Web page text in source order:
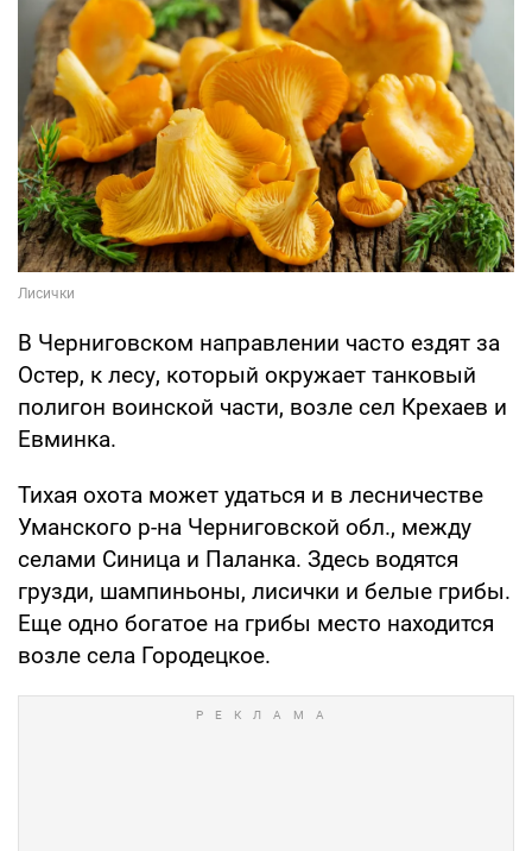
В Черниговском направлении часто ездят за
Остер, к лесу, который окружает танковый
полигон воинской части, возле сел Крехаев и
Евминка.
Тихая охота может удаться и в лесничестве
Уманского р-на Черниговской обл., между
селами Синица и Паланка. Здесь водятся
грузди, шампиньоны, лисички и белые грибы.
Еще одно богатое на грибы место находится
возле села Городецкое.